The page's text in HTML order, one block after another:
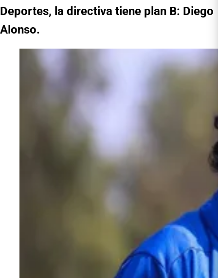
Deportes, la directiva tiene plan B: Diego
Alonso.